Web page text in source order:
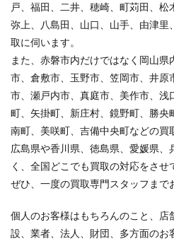
戸、福田、二井、穂崎、町苅田、松
弥上、八島田、山口、山手、由津里
取に伺います。
また、赤磐市内だけではなく岡山
市、倉敷市、玉野市、笠岡市、井原
市、瀬戸内市、真庭市、美作市、浅
町、矢掛町、新庄村、鏡野町、勝央
南町、美咲町、吉備中央町などの買
広島県や香川県、徳島県、愛媛県、
く、全国どこでも買取の対応をさせ
ぜひ、一度の買取専門スタッフまで
個人のお客様はもちろんのこと、店
設、業者、法人、財団、多方面のお